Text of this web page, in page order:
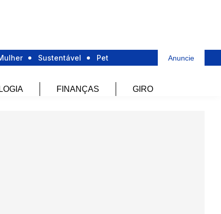
Sustentável Pet Anuncie
FINANÇAS GIRO